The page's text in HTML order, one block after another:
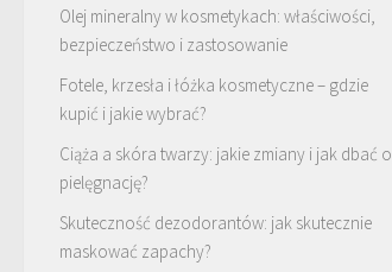
Olej mineralny w kosmetykach: właściwości,
bezpieczeństwo i zastosowanie
Fotele, krzesła i łóżka kosmetyczne – gdzie
kupić i jakie wybrać?
Ciąża a skóra twarzy: jakie zmiany i jak dbać o
pielęgnację?
Skuteczność dezodorantów: jak skutecznie
maskować zapachy?